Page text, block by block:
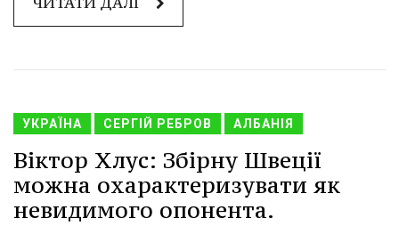
УКРАЇНА СЕРГІЙ РЕБРОВ АЛБАНІЯ
Віктор Хлус: Збірну Швеції
можна охарактеризувати як
невидимого опонента.